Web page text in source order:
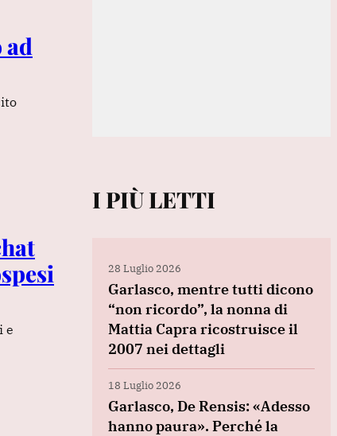
e
I PIÙ LETTI
28 Luglio 2026
Garlasco, mentre tutti dicono
“non ricordo”, la nonna di
Mattia Capra ricostruisce il
2007 nei dettagli
18 Luglio 2026
Garlasco, De Rensis: «Adesso
hanno paura». Perché la